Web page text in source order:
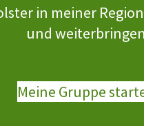
in meiner
und weiterbringen
Meine Gruppe